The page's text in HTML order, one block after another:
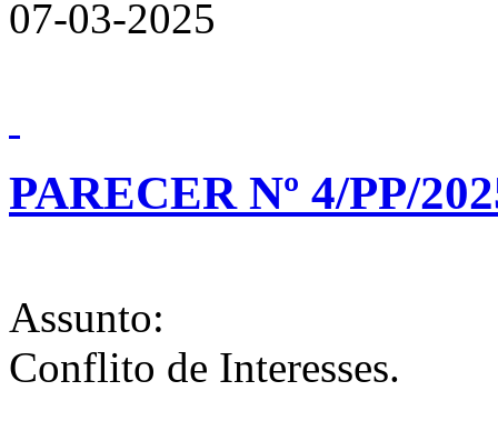
07-03-2025
PARECER Nº 4/PP/
Assunto:
Conflito de Interesses.